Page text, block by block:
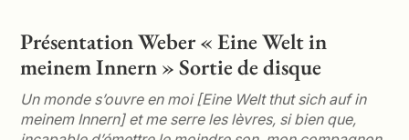
Présentation Weber « Eine Welt in
meinem Innern » Sortie de disque
Un monde s’ouvre en moi [Eine Welt thut sich auf in
meinem Innern] et me serre les lèvres, si bien que,